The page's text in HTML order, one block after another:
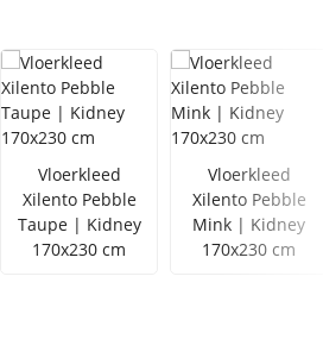
Vloerkleed
Xilento Pebble
Taupe | Kidney
170x230 cm
Vloerkleed
Xilento Pebble
Mink | Kidney
170x230 cm